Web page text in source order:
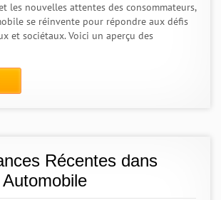
les nouvelles attentes des consommateurs,
se réinvente pour répondre aux défis
et sociétaux. Voici un aperçu des
Récentes dans